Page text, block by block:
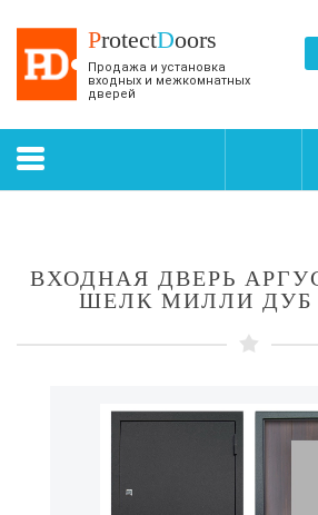
ProtectDoors
Продажа и установка
входных и межкомнатных
дверей
ВХОДНАЯ ДВЕРЬ
ШЕЛК МИЛЛИ ДУБ